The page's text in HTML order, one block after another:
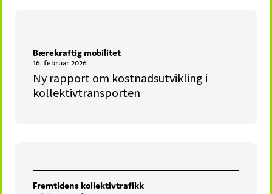
Bærekraftig mobilitet
16. februar 2026
Ny rapport om kostnadsutvikling i
kollektivtransporten
Fremtidens kollektivtrafikk